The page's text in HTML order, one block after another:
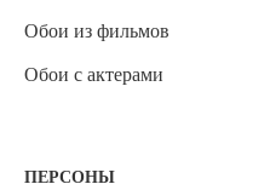
Обои из фильмов
Обои с актерами
ПЕРСОНЫ